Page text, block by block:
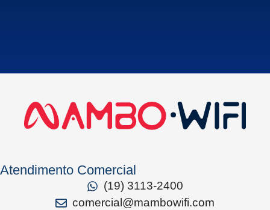
Atendimento Comercial
(19) 3113-2400
comercial@mambowifi.com